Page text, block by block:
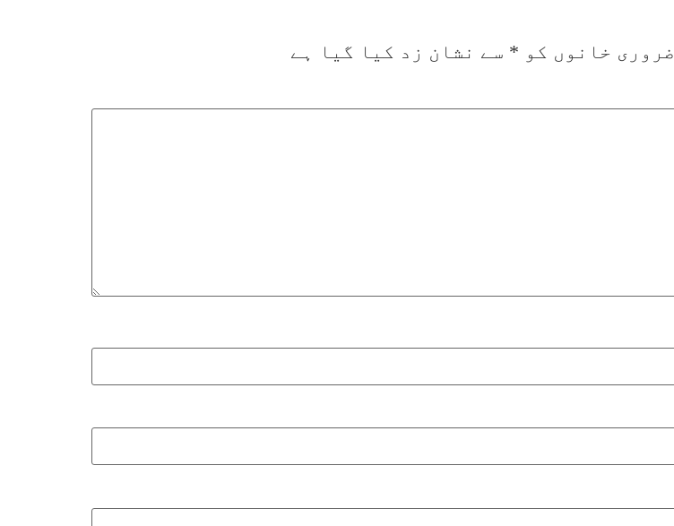
ضروری خانوں کو * سے نشان زد کیا گیا ہے